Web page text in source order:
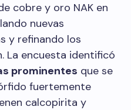
cobre y oro NAK en
nuevas
y refinando los
La encuesta identificó
prominentes que se
fuertemente
calcopirita y